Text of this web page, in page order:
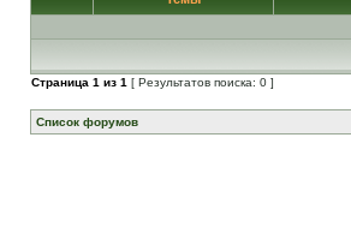
Страница 1 из 1 [ Результатов поиска: 0 ]
Список форумов